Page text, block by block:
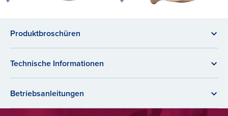
Produktbroschüren
Technische Informationen
Betriebsanleitungen